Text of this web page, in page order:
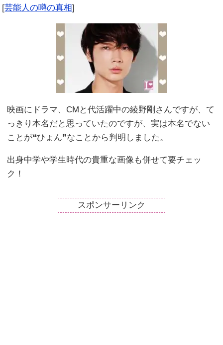
[芸能人の噂の真相]
映画にドラマ、CMと代活躍中の綾野剛さんですが、て
っきり本名だと思っていたのですが、実は本名でない
ことが❝ひょん❞なことから判明しました。
出身中学や学生時代の貴重な画像も併せて要チェッ
ク！
スポンサーリンク